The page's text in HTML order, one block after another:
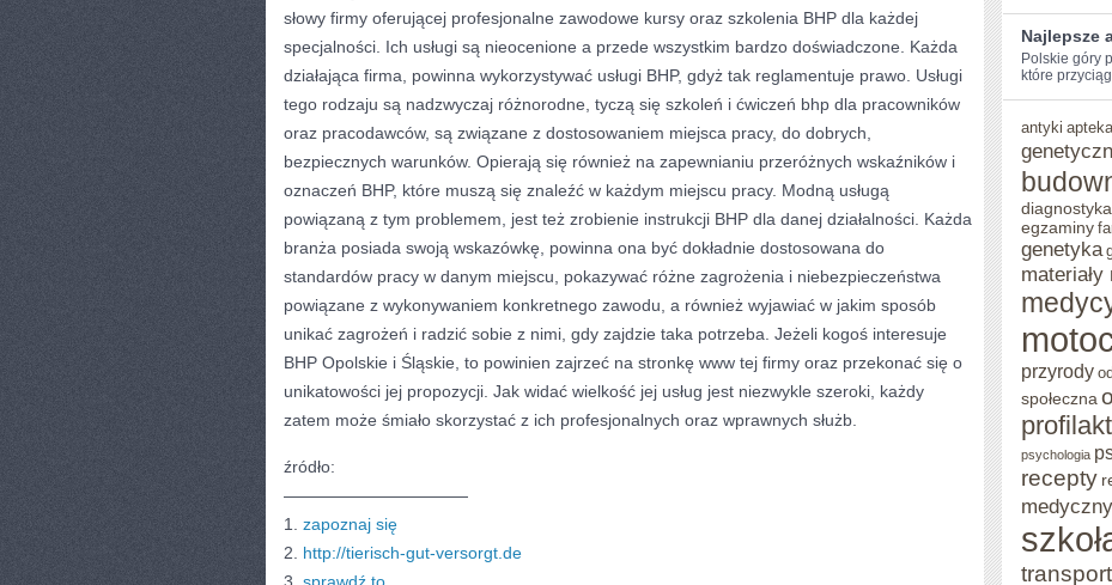
ZAPOŻYCZENIA,
KTÓRE
OPISYWANEJ
słowy firmy oferującej profesjonalne zawodowe kursy oraz szkolenia BHP dla każdej
specjalności. Ich usługi są nieocenione a przede wszystkim bardzo doświadczone. Każda
działająca firma, powinna wykorzystywać usługi BHP, gdyż tak reglamentuje prawo. Usługi
tego rodzaju są nadzwyczaj różnorodne, tyczą się szkoleń i ćwiczeń bhp dla pracowników
oraz pracodawców, są związane z dostosowaniem miejsca pracy, do dobrych,
bezpiecznych warunków. Opierają się również na zapewnianiu przeróżnych wskaźników i
oznaczeń BHP, które muszą się znaleźć w każdym miejscu pracy. Modną usługą
powiązaną z tym problemem, jest też zrobienie instrukcji BHP dla danej działalności. Każda
branża posiada swoją wskazówkę, powinna ona być dokładnie dostosowana do
standardów pracy w danym miejscu, pokazywać różne zagrożenia i niebezpieczeństwa
powiązane z wykonywaniem konkretnego zawodu, a również wyjawiać w jakim sposób
unikać zagrożeń i radzić sobie z nimi, gdy zajdzie taka potrzeba. Jeżeli kogoś interesuje
BHP Opolskie i Śląskie, to powinien zajrzeć na stronkę www tej firmy oraz przekonać się o
unikatowości jej propozycji. Jak widać wielkość jej usług jest niezwykle szeroki, każdy
zatem może śmiało skorzystać z ich profesjonalnych oraz wprawnych służb.
źródło:
———————————
1. zapoznaj się
2. http://tierisch-gut-versorgt.de
Najlepsze
Polskie góry
które
antyki apteka
diagnostyka
egzaminy
genetyka
przyrody
społeczna
psychologia
recepty
medyczny